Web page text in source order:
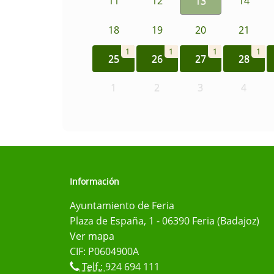
18 19 20 21
25
1
26
1
27
1
28
1
1 2 3 4
Información
Ayuntamiento de Feria
Plaza de España, 1 - 06390 Feria (Badajoz)
Ver mapa
CIF: P0604900A
Telf.: 924 694 111